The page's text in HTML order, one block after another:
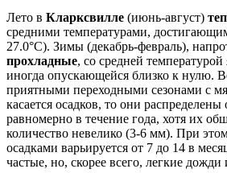
Лето в Кларксвилле (июнь-август)
средними температурами,
27.0°C). Зимы (декабрь-февраль),
прохладные, со средней температурой
иногда опускающейся близко к нулю.
приятными переходными сезонами с
касается осадков, то они распределены
равномерно в течение года, хотя их
количество невелико (3-6 мм). При
осадками варьируется от 7 до 14 в
частые, но, скорее всего, легкие